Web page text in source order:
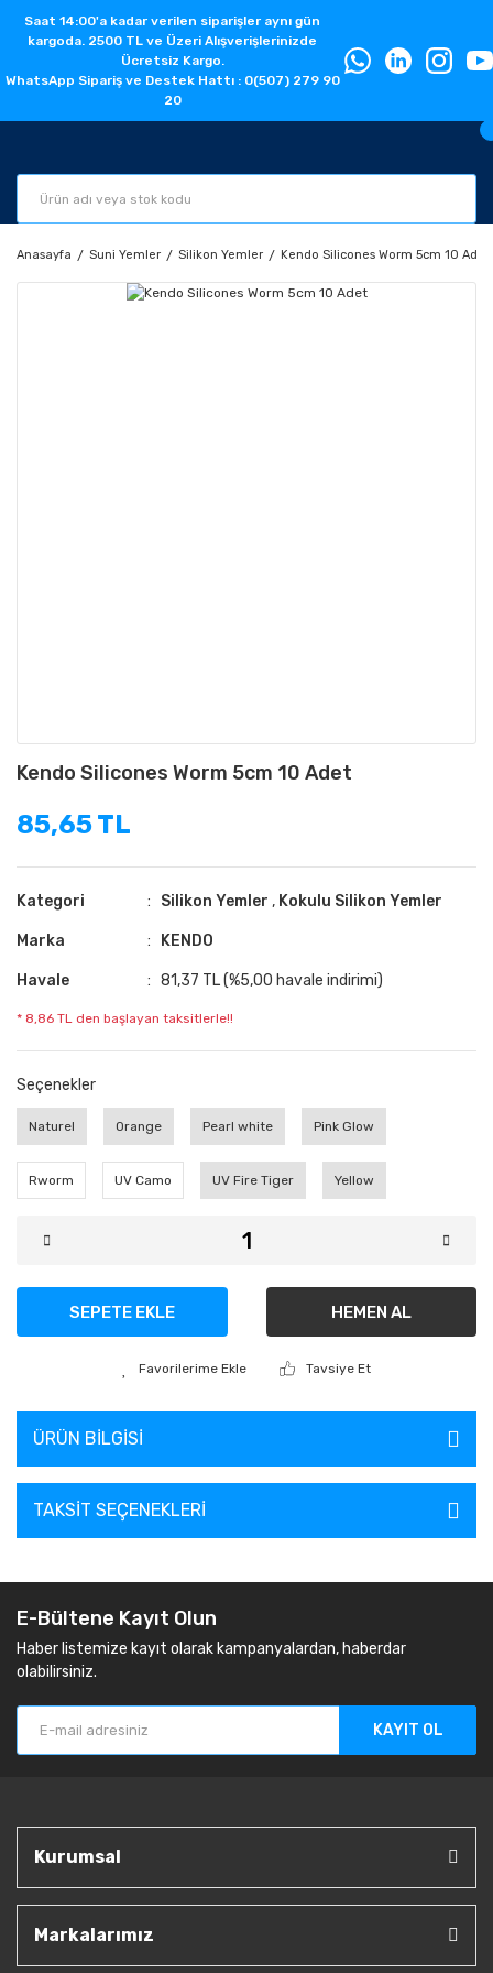
Saat 14:00'a kadar verilen siparişler aynı gün
kargoda. 2500 TL ve Üzeri Alışverişlerinizde
Ücretsiz Kargo.
WhatsApp Sipariş ve Destek Hattı : 0(507) 279 90
20
Anasayfa Suni Yemler Silikon Yemler Kendo Silicones Worm 5cm 10 Adet
Kendo Silicones Worm 5cm 10 Adet
85,65 TL
Kategori Silikon Yemler , Kokulu Silikon Yemler
Marka KENDO
Havale 81,37 TL (%5,00 havale indirimi)
* 8,86 TL den başlayan taksitlerle!!
Seçenekler
Naturel Orange Pearl white Pink Glow
Rworm UV Camo UV Fire Tiger Yellow
SEPETE EKLE HEMEN AL
Tavsiye Et
ÜRÜN BILGISI
TAKSIT SEÇENEKLERI
E-Bültene Kayıt Olun
Haber listemize kayıt olarak kampanyalardan, haberdar
olabilirsiniz.
KAYIT OL
Kurumsal
Markalarımız